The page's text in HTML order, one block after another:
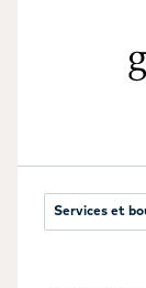
Services et